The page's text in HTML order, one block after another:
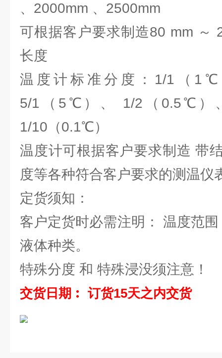
、2000mm 、2500mm
可根据客户要求制造80 mm ～
长度
温度计标准分度：1/1（
5/1（5℃）、 1/2（0.5℃）
1/10（0.1℃）
温度计可根据客户要求制造 带
度等各种符合客户要求的测温仪
定货须知：
客户定货时必需注明： 温度范
液体种类。
特殊分度 和 特殊浸没须注意！
交货日期︰ 订货15天之内交货